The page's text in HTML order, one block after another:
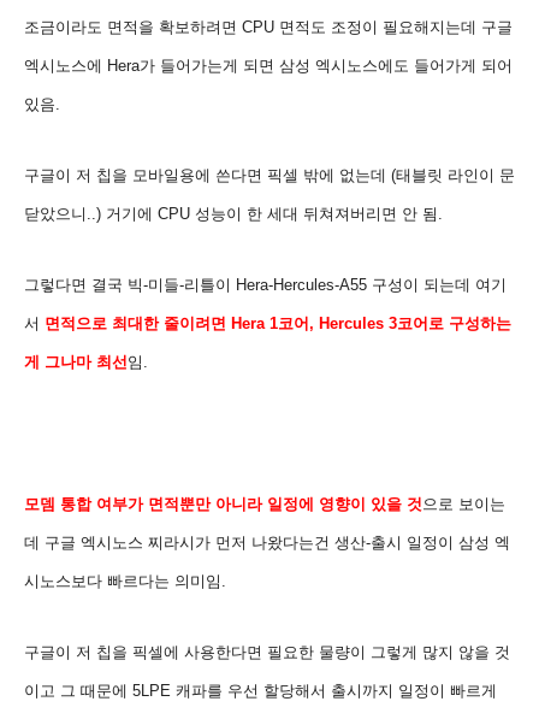
조금이라도 면적을 확보하려면 CPU 면적도 조정이 필요해지는데 구글
엑시노스에 Hera가 들어가는게 되면 삼성 엑시노스에도 들어가게 되어
있음.
구글이 저 칩을 모바일용에 쓴다면 픽셀 밖에 없는데 (태블릿 라인이 문
닫았으니.. ) 거기에 CPU 성능이 한 세대 뒤쳐져버리면 안 됨.
그렇다면 결국 빅-미들-리틀이 Hera-Hercules-A55 구성이 되는데 여기
서 면적으로 최대한 줄이려면 Hera 1코어, Hercules 3코어로 구성하는
게 그나마 최선 임.
모뎀 통합 여부가 면적뿐만 아니라 일정에 영향이 있을 것 으로 보이는
데 구글 엑시노스 찌라시가 먼저 나왔다는건 생산-출시 일정이 삼성 엑
시노스보다 빠르다는 의미임.
구글이 저 칩을 픽셀에 사용한다면 필요한 물량이 그렇게 많지 않을 것
이고 그 때문에 5LPE 캐파를 우선 할당해서 출시까지 일정이 빠르게